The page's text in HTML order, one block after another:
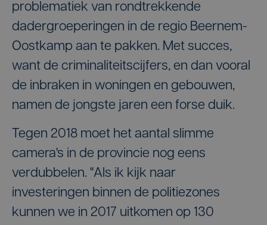
problematiek van rondtrekkende
dadergroeperingen in de regio Beernem-
Oostkamp aan te pakken. Met succes,
want de criminaliteitscijfers, en dan vooral
de inbraken in woningen en gebouwen,
namen de jongste jaren een forse duik.
Tegen 2018 moet het aantal slimme
camera's in de provincie nog eens
verdubbelen. "Als ik kijk naar
investeringen binnen de politiezones
kunnen we in 2017 uitkomen op 130